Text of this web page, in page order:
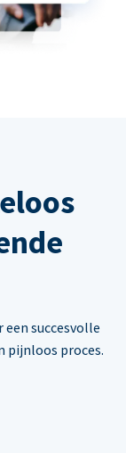
succesvolle
pijnloos proces.